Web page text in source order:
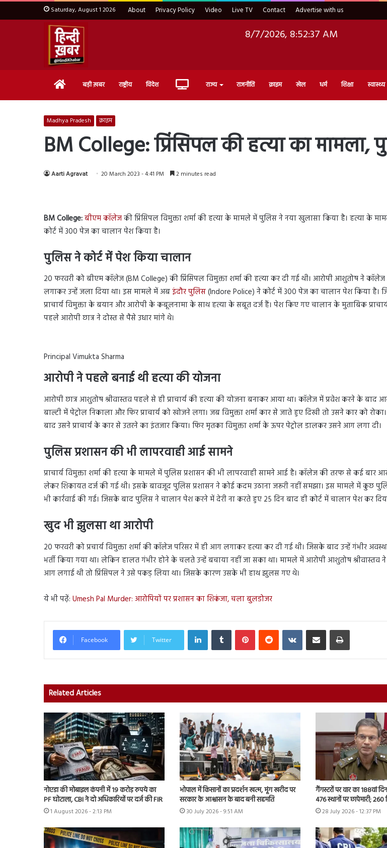
Saturday, August 1 2026 About Privacy Policy Video Live TV Contact Advertise with us
8/7/2026, 8:52:38 AM
Home बड़ी ख़बर राष्ट्रीय विदेश Live राज्य राजनीति क्राइम खेल धर्म शिक्षा स्वास्थ्य
Madhya Pradesh क्राइम
BM College: प्रिंसिपल की हत्या का
Aarti Agravat 20 March 2023 - 4:41 PM 2 minutes read
BM College:बीएम कॉलेजकी प्रिंसिपल विमुक्ता शर्मा की हत्या के मामले में पुलिस ने नया खुलासा किया है। हत्या के
कोर्ट में 300 पेज का चालान पेश किया है।
पुलिस ने कोर्ट में पेश किया चालान
20 फरवरी को बीएम कॉलेज (BM College) की प्रिंसिपल विमुक्ता शर्मा की हत्या कर दी गई थी। आरोपी आशुतोष ने
लगाकर उन्हें जला दिया था। इस मामले में अबइंदौर पुलिस(Indore Police) ने कोर्ट में 300 पेज का चालान पेश किया है।
प्राचार्य विमुक्ता के बयान और आरोपी के कबूलनामा के साथ हत्या के सबूत दर्ज हैं। पेश किए गए चालान के मुताबिक
पहले आरोपी छात्र ने दोस्त से पैसे उधार मांगे थे।
Principal Vimukta Sharma
आरोपी ने पहले बनाई थी हत्या की योजना
आरोपी छात्र आशुतोष श्रीवास्तव पहले से ही प्राचार्य की हत्या की योजना बनाकर आया था। कॉलेज में प्रवेश करने के बाद
बाल्टी में पेट्रोल निकाला और फिर प्राचार्य को खोजने लगा। जब विमुक्ता शर्मा कार से जाते हुए दिखी तो उसने कार को
बाद उसने प्राचार्य के कार से उतरने का इंतजार किया। फिर मृतका विमुक्ता शर्मा के ऊपर पेट्रोल डालकर उसने आग लगा दी।
पुलिस प्रशासन की भी लापरवाही आई सामने
प्राचार्य विमुक्ता शर्मा की हत्या के मामले में पुलिस प्रशासन की भी लापरवाही सामने आई है। कॉलेज की तरफ से कई बार
लेकर शिकायत दर्ज की गई थी। इसके बावजूद पुलिस प्रशासन ने कोई कदम उठाना जरूरी नहीं समझा। इस मामले में कुछ
भी कार्रवाई की गई। जिसके बाद पुलिस ने चालान पेश करने में देरी ना करते हुए 25 दिन बाद ही कोर्ट में चालान पेश कर
खुद भी झुलसा था आरोपी
20 फरवरी को प्रचार्य विमुक्ता शर्मा की कॉलेज परिसर में ही आग लगाकर हत्या कर दी गई थी। जिसके बाद उन्हें गंभीर
भर्ती किया गया था। लेकिन हालत गंभीर होने के चलते उन्हें बचाया नहीं जा सका था। मामले में आरोपी आशुतोष श्रीवास्तव
आग लगाई थी तो प्रिंसिपल ने उसे पकड़ लिया था। जिसके कारण उसके भी हाथ झुलस गए थे।
ये भी पढ़ें: Umesh Pal Murder: आरोपियों पर प्रशासन का शिकंजा, चला बुलडोजर
Facebook Twitter
LinkedInTumblr PinterestReddit VKontakteShare via Email Print
Related Articles
नोएडा की मोबाइल कंपनी में 19 करोड़ रुपये का
PF घोटाला, CBI ने दो अधिकारियों पर दर्ज की FIR
1 August 2026 - 2:13 PM
भोपाल में किसानों का प्रदर्शन खत्म, मूंग खरीद पर
सरकार के आश्वासन के बाद बनी सहमति
30 July 2026 - 9:51 AM
गैंगस्टरों पर वार का 188वां
476 स्थानों पर छापेमारी; 260
28 July 2026 - 12:37 PM